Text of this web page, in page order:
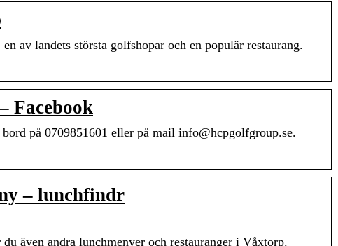
av landets största golfshopar och en populär restaurang.
Facebook
på 0709851601 eller på mail info@hcpgolfgroup.se.
– lunchfindr
även andra lunchmenyer och restauranger i Våxtorp.